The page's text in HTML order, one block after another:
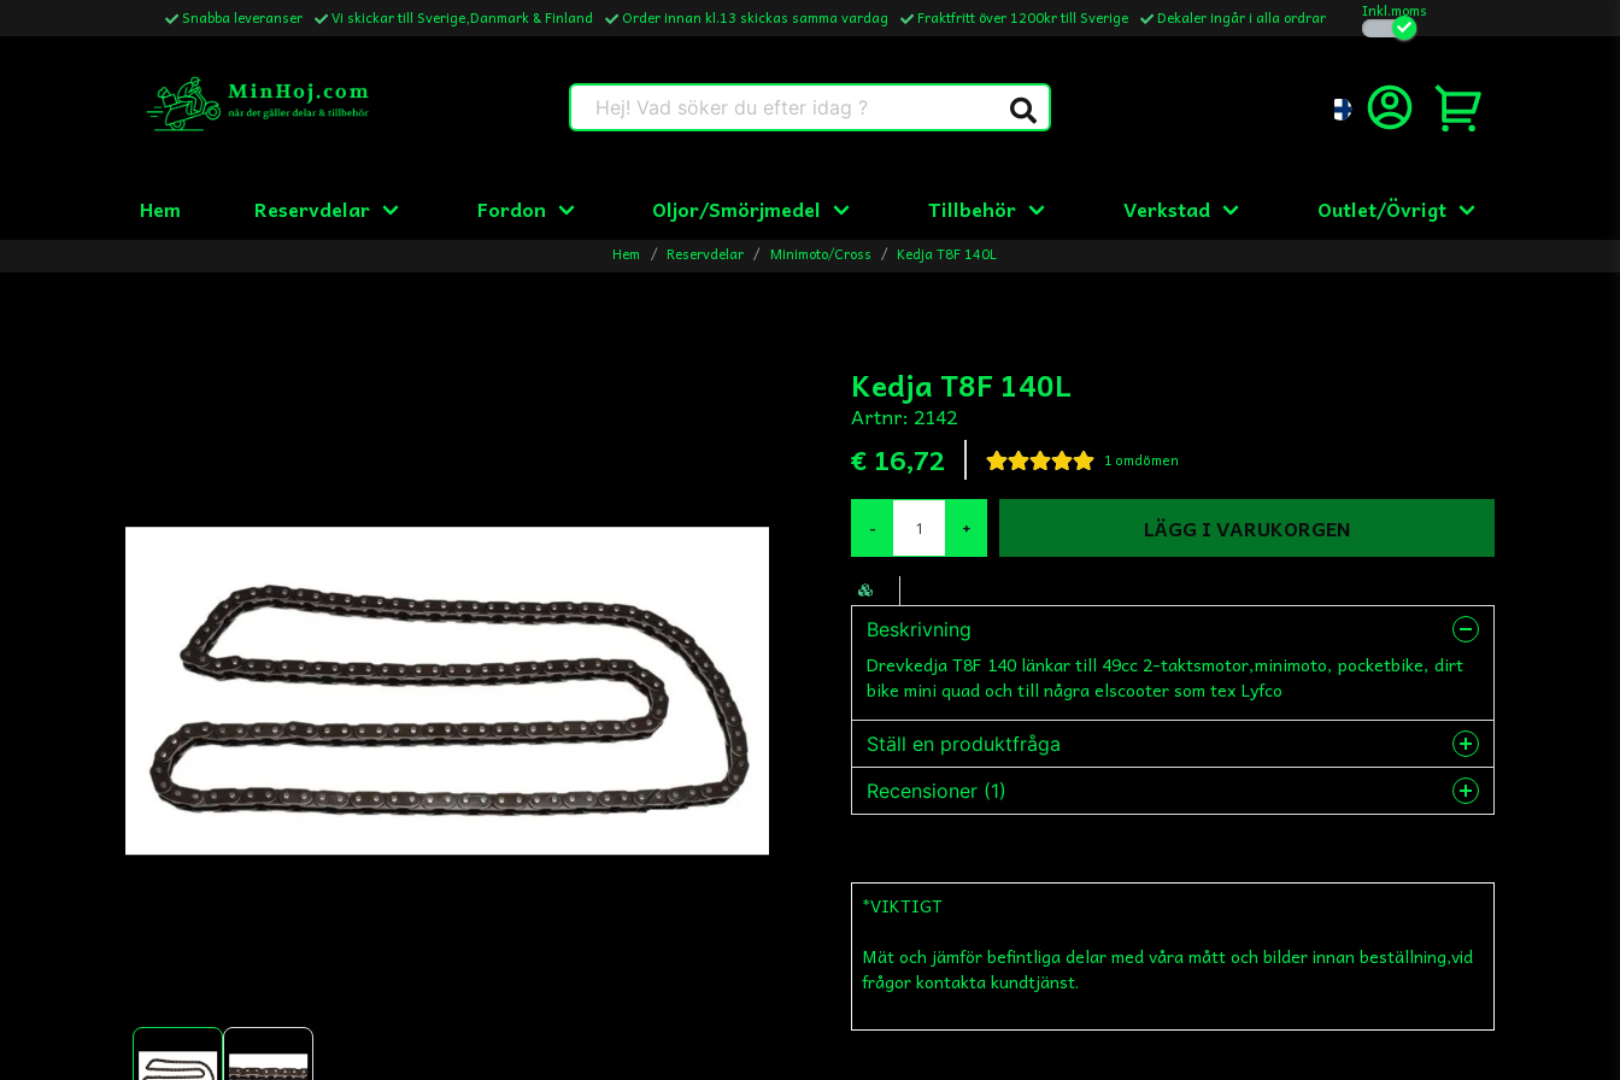
Snabba leveranser Vi skickar till Sverige,Danmark & Finland Order innan kl.13 skickas samma vardag Fraktfritt över 1200kr till Sverige Dekaler ingår i alla ordrar Inkl.moms
Hej! Vad söker du efter idag ?
Hem Reservdelar Fordon Oljor/Smörjmedel Tillbehör Verkstad Outlet/Övrigt
Hem Reservdelar Minimoto/Cross Kedja T8F 140L
Kedja T8F 140L
Artnr: 2142
€ 16,72 1 omdömen
- + LÄGG I VARUKORGEN
Beskrivning
Drevkedja T8F 140 länkar till 49cc 2-taktsmotor,minimoto, pocketbike, dirt
bike mini quad och till några elscooter som tex Lyfco
Ställ en produktfråga
question
Fråga oss något om denna produkten...
Recensioner (1)
1 kuukausi sitten
*VIKTIGT
Mät och jämför befintliga delar med våra mått och bilder innan beställning,vid
frågor kontakta kundtjänst.